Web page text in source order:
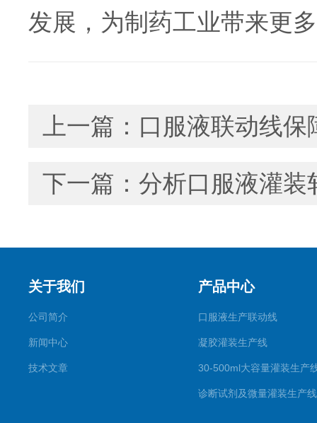
发展，为制药工业带来更
上一篇： 口服液联动线
下一篇： 分析口服液灌装
关于我们
公司简介
新闻中心
技术文章
产品中心
口服液生产联动线
凝胶灌装生产线
30-500ml大容量灌装生产
诊断试剂及微量灌装生产线